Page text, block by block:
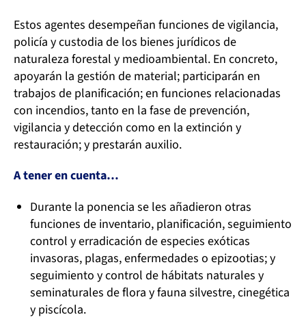
Estos agentes desempeñan funciones de vigilancia,
policía y custodia de los bienes jurídicos de
naturaleza forestal y medioambiental. En concreto,
apoyarán la gestión de material; participarán en
trabajos de planificación; en funciones relacionadas
con incendios, tanto en la fase de prevención,
vigilancia y detección como en la extinción y
restauración; y prestarán auxilio.
A tener en cuenta…
Durante la ponencia se les añadieron otras
funciones de inventario, planificación, seguimiento
control y erradicación de especies exóticas
invasoras, plagas, enfermedades o epizootias; y
seguimiento y control de hábitats naturales y
seminaturales de flora y fauna silvestre, cinegética
y piscícola.